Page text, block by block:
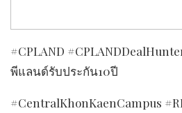
#CPLAND
พีแลนด์รับประกัน10ปี
#CentralKhonKaenCampus